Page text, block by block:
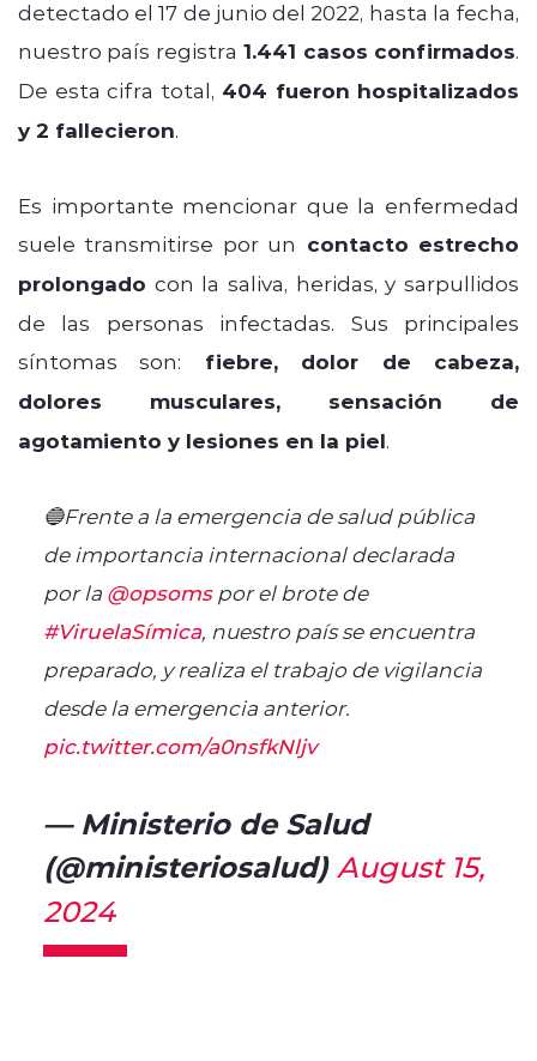
detectado el 17 de junio del 2022, hasta la fecha,
nuestro país registra 1.441 casos confirmados.
De esta cifra total, 404 fueron hospitalizados
y 2 fallecieron.
Es importante mencionar que la enfermedad
suele transmitirse por un contacto estrecho
prolongado con la saliva, heridas, y sarpullidos
de las personas infectadas. Sus principales
síntomas son: fiebre, dolor de cabeza,
dolores musculares, sensación de
agotamiento y lesiones en la piel.
🔵Frente a la emergencia de salud pública
de importancia internacional declarada
por la @opsomspor el brote de
#ViruelaSímica, nuestro país se encuentra
preparado, y realiza el trabajo de vigilancia
desde la emergencia anterior.
pic.twitter.com/a0nsfkNljv
— Ministerio de Salud
(@ministeriosalud) August 15,
2024